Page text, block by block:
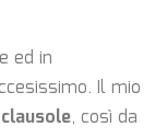
ed in
Il mio
, così da